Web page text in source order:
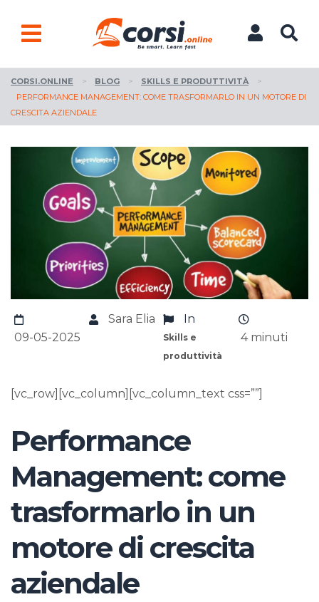
CORSI.ONLINE > BLOG > SKILLS E PRODUTTIVITÀ
>
PERFORMANCE MANAGEMENT: COME TRASFORMARLO IN UN MOTORE DI
CRESCITA AZIENDALE
09-05-2025
Sara Elia In
Skills e
produttività
4 minuti
[vc_row][vc_column][vc_column_text css=””]
Performance
Management: come
trasformarlo in un
motore di crescita
aziendale